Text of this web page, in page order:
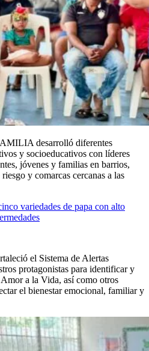
desarrolló diferentes
y socioeducativos con líderes
jóvenes y familias en barrios,
riesgo y comarcas cercanas a las
variedades de papa con alto
el Sistema de Alertas
protagonistas para identificar y
Amor a la Vida, así como otros
el bienestar emocional, familiar y